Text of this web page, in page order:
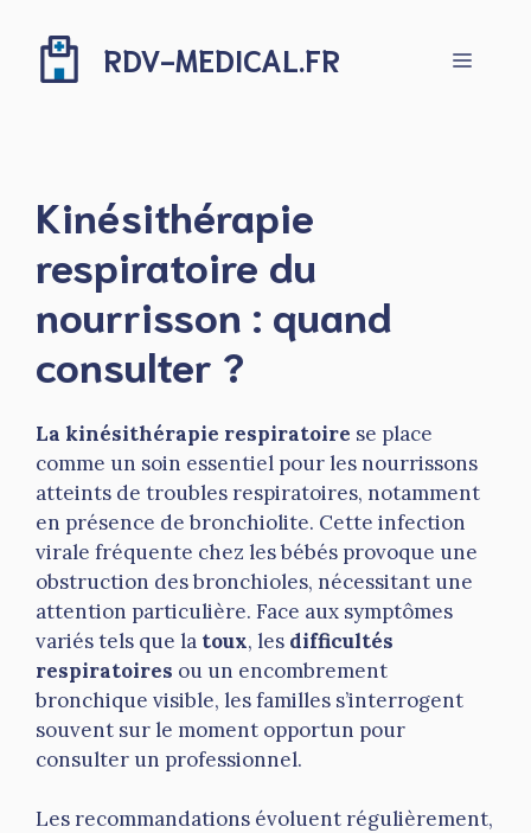
contenu
RDV-MEDICAL.FR Menu
Kinésithérapie
respiratoire du
nourrisson : quand
consulter ?
La kinésithérapie respiratoire se place
comme un soin essentiel pour les nourrissons
atteints de troubles respiratoires, notamment
en présence de bronchiolite. Cette infection
virale fréquente chez les bébés provoque une
obstruction des bronchioles, nécessitant une
attention particulière. Face aux symptômes
variés tels que la toux, les difficultés
respiratoires ou un encombrement
bronchique visible, les familles s’interrogent
souvent sur le moment opportun pour
consulter un professionnel.
Les recommandations évoluent régulièrement,